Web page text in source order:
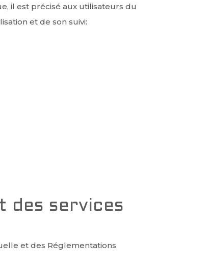
il est précisé aux utilisateurs du
et de son suivi:
des services
et des Réglementations